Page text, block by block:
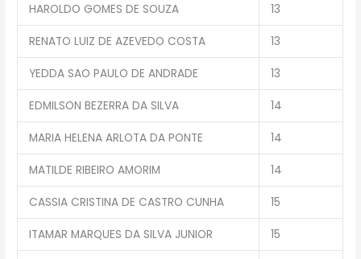
HAROLDO GOMES DE SOUZA 13
RENATO LUIZ DE AZEVEDO COSTA 13
YEDDA SAO PAULO DE ANDRADE 13
EDMILSON BEZERRA DA SILVA 14
MARIA HELENA ARLOTA DA PONTE 14
MATILDE RIBEIRO AMORIM 14
CASSIA CRISTINA DE CASTRO CUNHA 15
ITAMAR MARQUES DA SILVA JUNIOR 15